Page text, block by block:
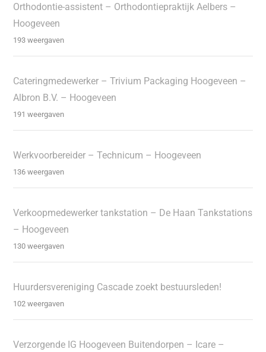
Orthodontie-assistent – Orthodontiepraktijk Aelbers –
Hoogeveen
193 weergaven
Cateringmedewerker – Trivium Packaging Hoogeveen –
Albron B.V. – Hoogeveen
191 weergaven
Werkvoorbereider – Technicum – Hoogeveen
136 weergaven
Verkoopmedewerker tankstation – De Haan Tankstations
– Hoogeveen
130 weergaven
Huurdersvereniging Cascade zoekt bestuursleden!
102 weergaven
Verzorgende IG Hoogeveen Buitendorpen – Icare –